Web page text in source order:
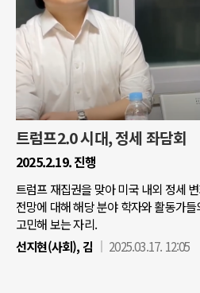
트럼프2.0 시대, 정세 좌담회
2025.2.19. 진행
트럼프 재집권을 맞아 미국 내외 정세
전망에 대해 해당 분야 학자와 활동가
고민해 보는 자리.
선지현(사회), 김
2025.03.17. 12:05